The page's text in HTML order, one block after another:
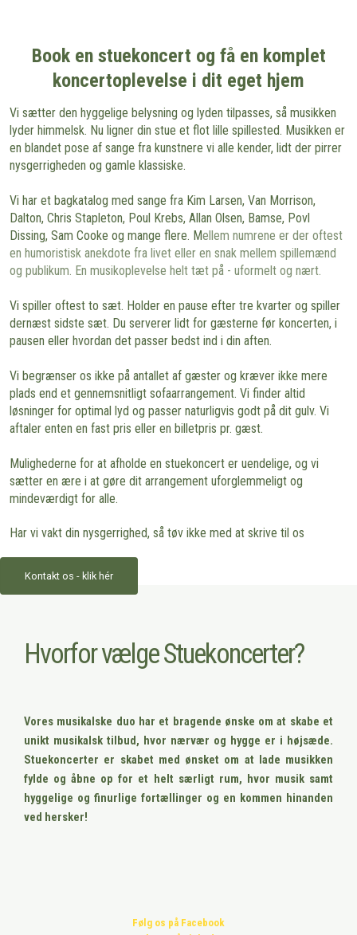
Book en stuekoncert og få en komplet
koncertoplevelse i dit eget hjem
Vi sætter den hyggelige belysning og lyden tilpasses, så musikken
lyder himmelsk. Nu ligner din stue et flot lille spillested. Musikken er
en blandet pose af sange fra kunstnere vi alle kender, lidt der pirrer
nysgerrigheden og gamle klassiske.
Vi har et bagkatalog med sange fra Kim Larsen, Van Morrison,
Dalton, Chris Stapleton, Poul Krebs, Allan Olsen, Bamse, Povl
Dissing, Sam Cooke og mange flere. Mellem numrene er der oftest
en humoristisk anekdote fra livet eller en snak mellem spillemænd
og publikum. En musikoplevelse helt tæt på - uformelt og nært.
Vi spiller oftest to sæt. Holder en pause efter tre kvarter og spiller
dernæst sidste sæt. Du serverer lidt for gæsterne før koncerten, i
pausen eller hvordan det passer bedst ind i din aften.
Vi begrænser os ikke på antallet af gæster og kræver ikke mere
plads end et gennemsnitligt sofaarrangement. Vi finder altid
løsninger for optimal lyd og passer naturligvis godt på dit gulv. Vi
aftaler enten en fast pris eller en billetpris pr. gæst.
Mulighederne for at afholde en stuekoncert er uendelige, og vi
sætter en ære i at gøre dit arrangement uforglemmeligt og
mindeværdigt for alle.
Har vi vakt din nysgerrighed, så tøv ikke med at skrive til os
Kontakt os - klik hér
Hvorfor vælge Stuekoncerter?
Vores musikalske duo har et bragende ønske om at skabe et
unikt musikalsk tilbud, hvor nærvær og hygge er i højsæde.
Stuekoncerter er skabet med ønsket om at lade musikken
fylde og åbne op for et helt særligt rum, hvor musik samt
hyggelige og finurlige fortællinger og en kommen hinanden
ved hersker!
Følg os på Facebook